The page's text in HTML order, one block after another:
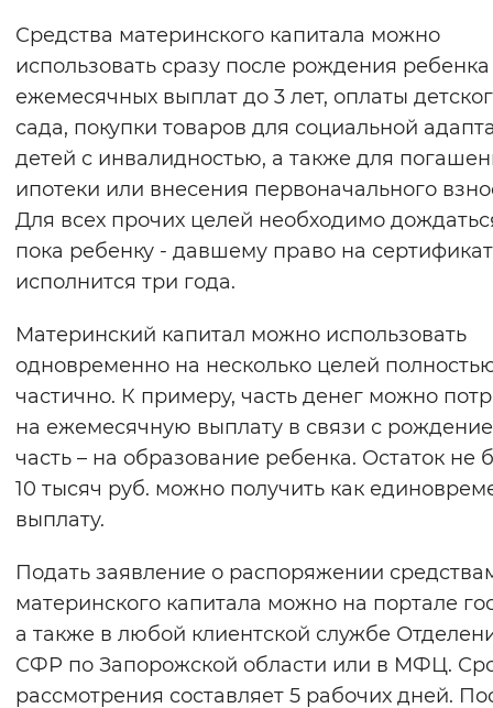
Воспроизвести Остановить
Вернуть стандартные настройки
Средства материнского капитала можно
использовать сразу после рождения
ежемесячных выплат до 3 лет, оплаты
сада, покупки товаров для социальной
детей с инвалидностью, а также для
ипотеки или внесения первоначального
Для всех прочих целей необходимо
пока ребенку - давшему право на
исполнится три года.
Материнский капитал можно использовать
одновременно на несколько целей
частично. К примеру, часть денег можно
на ежемесячную выплату в связи с
часть – на образование ребенка. Остаток не
10 тысяч руб. можно получить как
выплату.
Подать заявление о распоряжении
материнского капитала можно на портале
а также в любой клиентской службе
СФР по Запорожской области или в МФЦ.
рассмотрения составляет 5 рабочих дней.